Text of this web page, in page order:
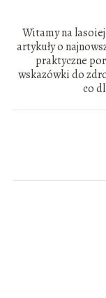
Witamy na
artykuły o
praktyczne
wskazówki do
co